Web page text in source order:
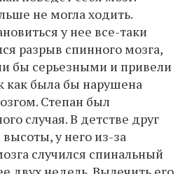
не могла ходить.
у нее все-таки
разрыв спинного мозга,
бы серьезными и привели
как была бы нарушена
Степан был
случая. В детстве друг
у него из-за
случился спинальный